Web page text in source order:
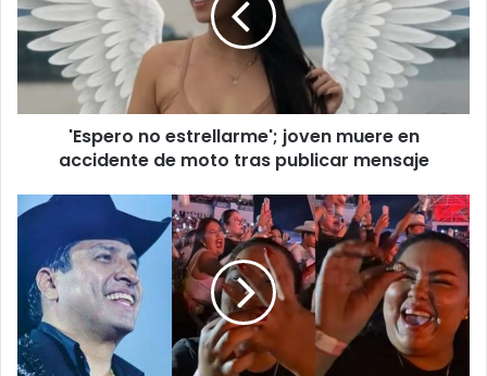
muere
en
accidente
de
moto
publicar
'Espero no estrellarme'; joven muere en
accidente de moto tras publicar mensaje
Fan
anillo
de
compromiso
durante
concierto